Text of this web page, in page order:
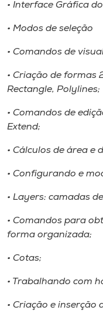
• Interface Gráfica
• Modos de seleção
• Comandos de
• Criação de formas
Rectangle, Polylines;
• Comandos de
Extend;
• Cálculos de área e
• Configurando e
• Layers: camadas
• Comandos para
forma organizada;
• Cotas;
• Trabalhando com
• Criação e inserção